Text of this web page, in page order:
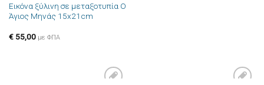
Εικόνα ξύλινη σε μεταξοτυπία Ο
Άγιος Μηνάς 15x21cm
€55,00 με ΦΠΑ